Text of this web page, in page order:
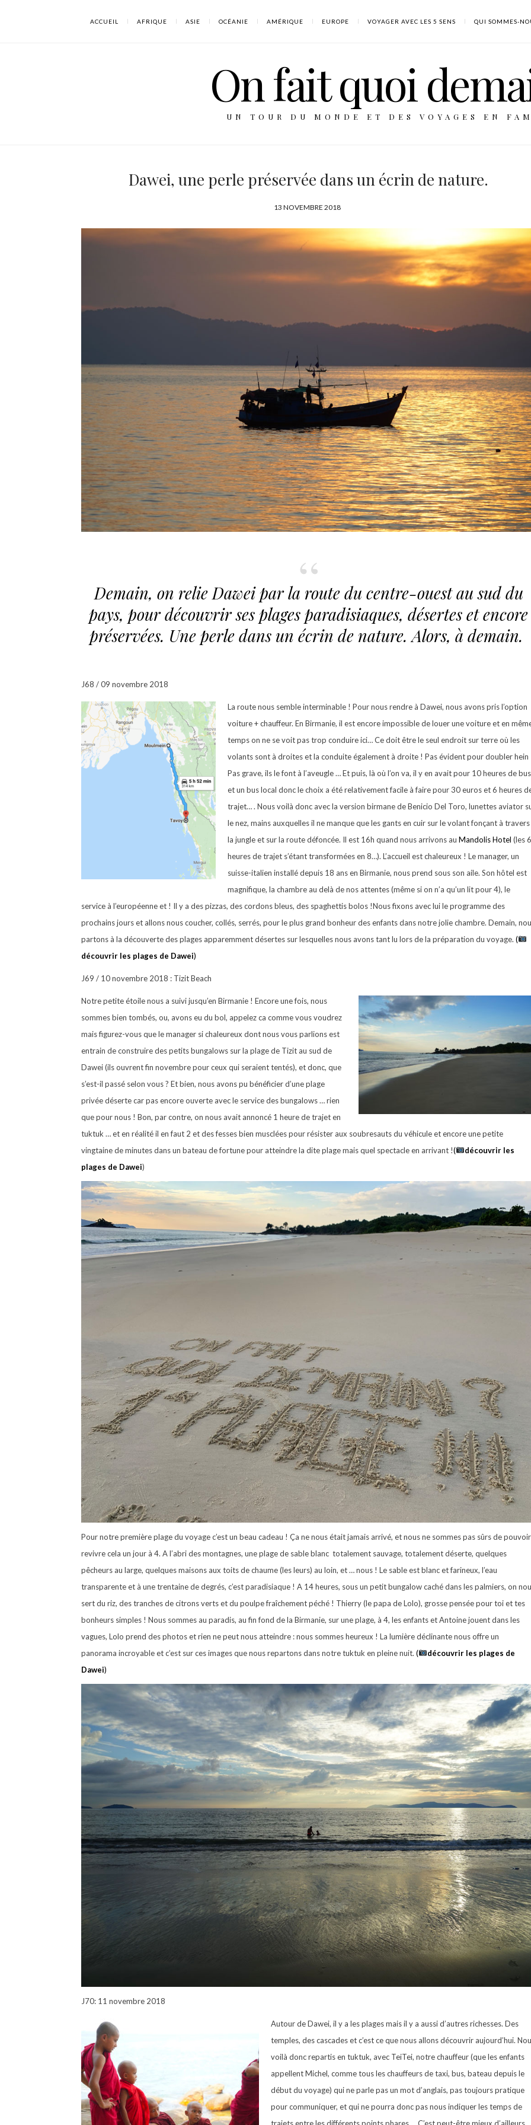
ACCUEIL AFRIQUE ASIE OCÉANIE AMÉRIQUE EUROPE VOYAGER AVEC LES 5 SENS QUI SOMMES-
On fait quoi
UN TOUR DU MONDE ET DES VOYAGES EN
Dawei, une perle préservée dans un écrin de nature.
P
L
É
13 NOVEMBRE 2018
Demain, on relie Dawei par la route du centre-ouest au sud du
pays, pour découvrir ses plages paradisiaques, désertes et encore
préservées. Une perle dans un écrin de nature. Alors, à demain.
J68 / 09 novembre 2018
La route nous semble interminable ! Pour nous rendre à Dawei, nous avons pris l’option
voiture + chauffeur. En Birmanie, il est encore impossible de louer une voiture et en
temps on ne se voit pas trop conduire ici… Ce doit être le seul endroit sur terre où les
volants sont à droites et la conduite également à droite ! Pas évident pour doubler hein
Pas grave, ils le font à l’aveugle … Et puis, là où l’on va, il y en avait pour 10 heures de
et un bus local donc le choix a été relativement facile à faire pour 30 euros et 6 heures
trajet… . Nous voilà donc avec la version birmane de Benicio Del Toro, lunettes aviator
le nez, mains auxquelles il ne manque que les gants en cuir sur le volant fonçant à travers
la jungle et sur la route défoncée. Il est 16h quand nous arrivons au Mandolis Hotel (les 6
heures de trajet s’étant transformées en 8…). L’accueil est chaleureux ! Le manager, un
suisse-italien installé depuis 18 ans en Birmanie, nous prend sous son aile. Son hôtel est
magnifique, la chambre au delà de nos attentes (même si on n’a qu’un lit pour 4), le
service à l’européenne et ! Il y a des pizzas, des cordons bleus, des spaghettis bolos !Nous fixons avec lui le programme des
prochains jours et allons nous coucher, collés, serrés, pour le plus grand bonheur des enfants dans notre jolie chambre. Demain,
partons à la découverte des plages apparemment désertes sur lesquelles nous avons tant lu lors de la préparation du voyage. (
découvrir les plages de Dawei)
J69 / 10 novembre 2018 : Tizit Beach
Notre petite étoile nous a suivi jusqu’en Birmanie ! Encore une fois, nous
sommes bien tombés, ou, avons eu du bol, appelez ca comme vous voudrez
mais figurez-vous que le manager si chaleureux dont nous vous parlions est
entrain de construire des petits bungalows sur la plage de Tizit au sud de
Dawei (ils ouvrent fin novembre pour ceux qui seraient tentés), et donc, que
s’est-il passé selon vous ? Et bien, nous avons pu bénéficier d’une plage
privée déserte car pas encore ouverte avec le service des bungalows … rien
que pour nous ! Bon, par contre, on nous avait annoncé 1 heure de trajet en
tuktuk … et en réalité il en faut 2 et des fesses bien musclées pour résister aux soubresauts du véhicule et encore une petite
vingtaine de minutes dans un bateau de fortune pour atteindre la dite plage mais quel spectacle en arrivant !(
découvrir les
plages de Dawei)
Pour notre première plage du voyage c’est un beau cadeau ! Ça ne nous était jamais arrivé, et nous ne sommes pas sûrs de pouvoir
revivre cela un jour à 4. A l’abri des montagnes, une plage de sable blanc totalement sauvage, totalement déserte, quelques
pêcheurs au large, quelques maisons aux toits de chaume (les leurs) au loin, et … nous ! Le sable est blanc et farineux, l’eau
transparente et à une trentaine de degrés, c’est paradisiaque ! A 14 heures, sous un petit bungalow caché dans les palmiers, on
sert du riz, des tranches de citrons verts et du poulpe fraîchement péché ! Thierry (le papa de Lolo), grosse pensée pour toi et tes
bonheurs simples ! Nous sommes au paradis, au fin fond de la Birmanie, sur une plage, à 4, les enfants et Antoine jouent dans les
vagues, Lolo prend des photos et rien ne peut nous atteindre : nous sommes heureux ! La lumière déclinante nous offre un
panorama incroyable et c’est sur ces images que nous repartons dans notre tuktuk en pleine nuit. (
découvrir les plages de
Dawei)
J70: 11 novembre 2018
Autour de Dawei, il y a les plages mais il y a aussi d’autres richesses. Des
temples, des cascades et c’est ce que nous allons découvrir aujourd’hui.
voilà donc repartis en tuktuk, avec TeiTei, notre chauffeur (que les enfants
appellent Michel, comme tous les chauffeurs de taxi, bus, bateau depuis le
début du voyage) qui ne parle pas un mot d’anglais, pas toujours pratique
pour communiquer, et qui ne pourra donc pas nous indiquer les temps de
Top 5 des
activités à faire à
Aix avec des
enfants
La Provence
avec les enfants :
Randonnées
faciles à la
Sainte-Victoire
Idée week-
en famille :
Balades avec
enfants dans
Luberon.